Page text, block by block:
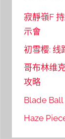
寂靜嶺F
示會
初雪樱: 线
哥布林维
攻略
Blade
Haze